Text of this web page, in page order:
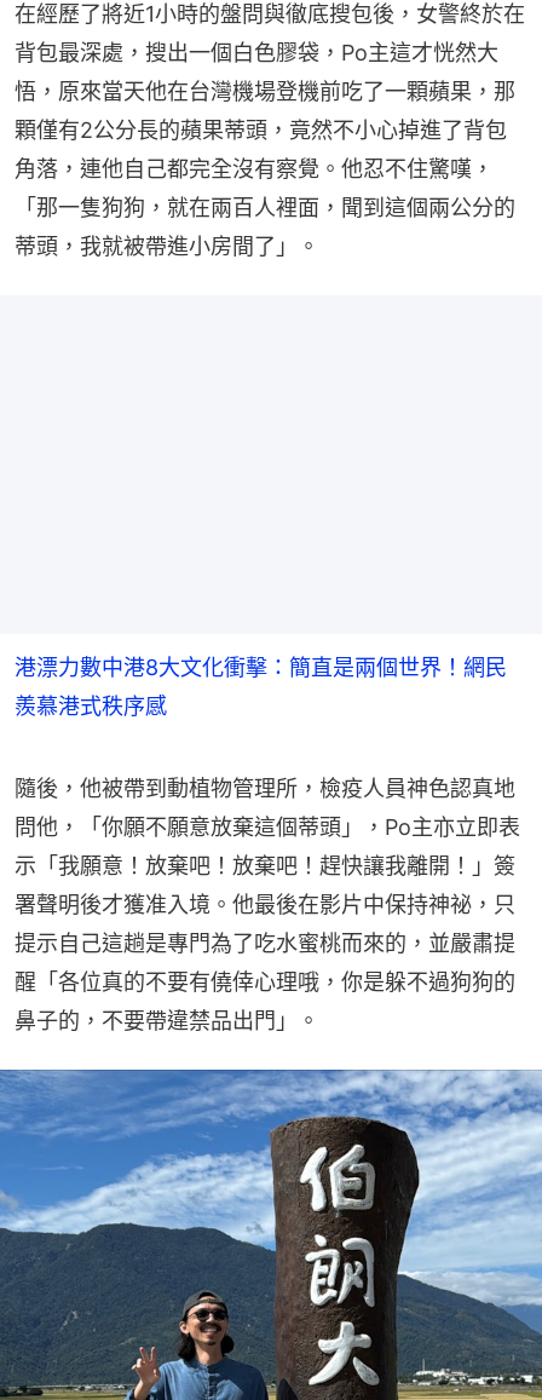
在經歷了將近1小時的盤問與徹底搜包後，女警終於在
背包最深處，搜出一個白色膠袋，Po主這才恍然大
悟，原來當天他在台灣機場登機前吃了一顆蘋果，那
顆僅有2公分長的蘋果蒂頭，竟然不小心掉進了背包
角落，連他自己都完全沒有察覺。他忍不住驚嘆，
「那一隻狗狗，就在兩百人裡面，聞到這個兩公分的
蒂頭，我就被帶進小房間了」。
港漂力數中港8大文化衝擊：簡直是兩個世界！網民
羨慕港式秩序感
隨後，他被帶到動植物管理所，檢疫人員神色認真地
問他，「你願不願意放棄這個蒂頭」，Po主亦立即表
示「我願意！放棄吧！放棄吧！趕快讓我離開！」簽
署聲明後才獲准入境。他最後在影片中保持神祕，只
提示自己這趟是專門為了吃水蜜桃而來的，並嚴肅提
醒「各位真的不要有僥倖心理哦，你是躲不過狗狗的
鼻子的，不要帶違禁品出門」。